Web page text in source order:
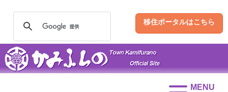
移住ポータルはこちら
MENU